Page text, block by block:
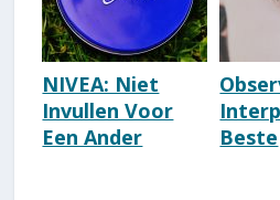
NIVEA: Niet
Invullen Voor
Een Ander
Beste